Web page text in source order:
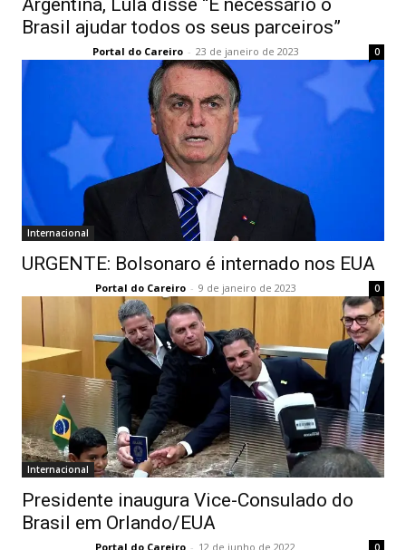
Argentina, Lula disse “É necessário o
Brasil ajudar todos os seus parceiros”
Portal do Careiro - 23 de janeiro de 2023 0
Internacional
URGENTE: Bolsonaro é internado nos EUA
Portal do Careiro - 9 de janeiro de 2023 0
Internacional
Presidente inaugura Vice-Consulado do
Brasil em Orlando/EUA
Portal do Careiro - 12 de junho de 2022 0